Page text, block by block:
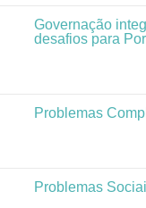
Governação
desafios para
Problemas
Problemas